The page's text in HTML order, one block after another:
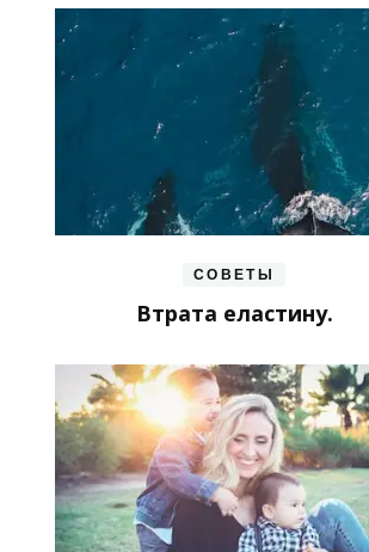
СОВЕТЫ
Втрата еластину.